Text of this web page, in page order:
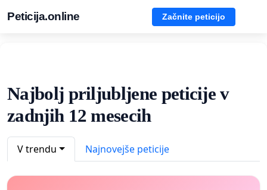
Peticija.online Začnite peticijo
Najbolj priljubljene peticije v
zadnjih 12 mesecih
V trendu Najnovejše peticije